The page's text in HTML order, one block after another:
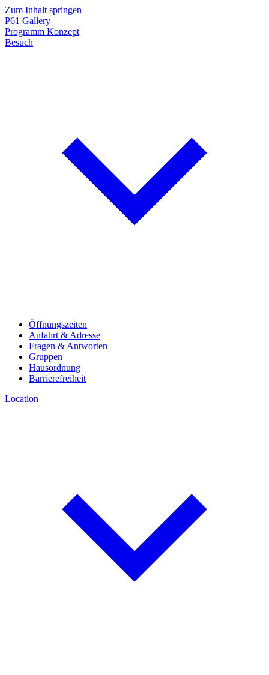
Zum Inhalt springen
P61 Gallery
Programm Konzept
Besuch
Öffnungszeiten
Anfahrt & Adresse
Fragen & Antworten
Gruppen
Hausordnung
Barrierefreiheit
Location